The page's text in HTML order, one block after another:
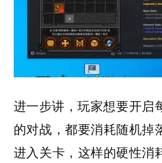
进一步讲，玩家想要开启
的对战，都要消耗随机掉
进入关卡，这样的硬性消